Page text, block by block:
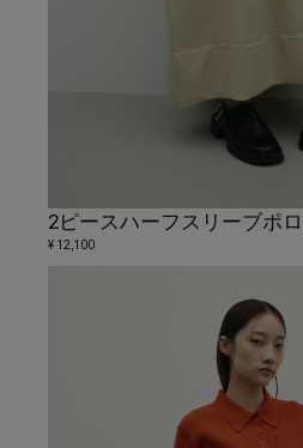
2ピースハーフスリーブポ
¥ 12,100